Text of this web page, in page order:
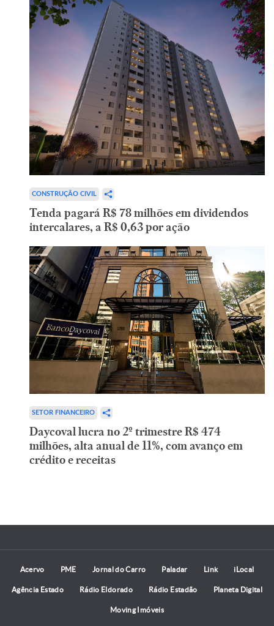
CONSTRUÇÃO CIVIL
Tenda pagará R$ 78 milhões em dividendos
intercalares, a R$ 0,63 por ação
SETOR FINANCEIRO
Daycoval lucra no 2º trimestre R$ 474
milhões, alta anual de 11%, com avanço em
crédito e receitas
Acervo PME Jornal do Carro Paladar Link iLocal
Agência Estado Rádio Eldorado Rádio Estadão Planeta Digital
Moving Imóveis